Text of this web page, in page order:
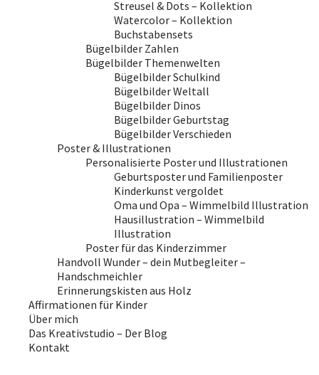
Streusel & Dots – Kollektion
Watercolor – Kollektion
Buchstabensets
Bügelbilder Zahlen
Bügelbilder Themenwelten
Bügelbilder Schulkind
Bügelbilder Weltall
Bügelbilder Dinos
Bügelbilder Geburtstag
Bügelbilder Verschieden
Poster & Illustrationen
Personalisierte Poster und Illustrationen
Geburtsposter und Familienposter
Kinderkunst vergoldet
Oma und Opa – Wimmelbild Illustration
Hausillustration – Wimmelbild
Illustration
Poster für das Kinderzimmer
Handvoll Wunder – dein Mutbegleiter –
Handschmeichler
Erinnerungskisten aus Holz
Affirmationen für Kinder
Über mich
Das Kreativstudio – Der Blog
Kontakt